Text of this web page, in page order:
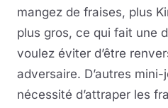
mangez de fraises, plus
plus gros, ce qui fait une
voulez éviter d’être
adversaire. D’autres
nécessité d’attraper les